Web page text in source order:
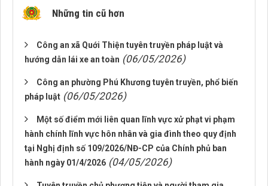
Những tin cũ hơn
Công an xã Quới Thiện tuyên truyền pháp luật và
hướng dẫn lái xe an toàn (06/05/2026)
Công an phường Phú Khương tuyên truyền, phổ biến
pháp luật (06/05/2026)
Một số điểm mới liên quan lĩnh vực xử phạt vi phạm
hành chính lĩnh vực hôn nhân và gia đình theo quy định
tại Nghị định số 109/2026/NĐ-CP của Chính phủ ban
hành ngày 01/4/2026 (04/05/2026)